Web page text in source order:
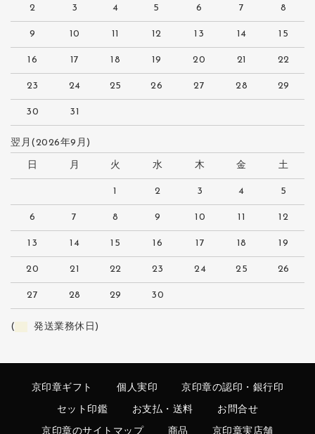
2 3 4 5 6 7 8
9 10 11 12 13 14 15
16 17 18 19 20 21 22
23 24 25 26 27 28 29
30 31
翌月(2026年9月)
日 月 火 水 木 金 土
1 2 3 4 5
6 7 8 9 10 11 12
13 14 15 16 17 18 19
20 21 22 23 24 25 26
27 28 29 30
( 発送業務休日)
京印章ギフト 個人実印 京印章の認印・銀行印
セット印鑑 お支払・送料 お問合せ
京印章のサイトマップ 商品 京印章実店舗